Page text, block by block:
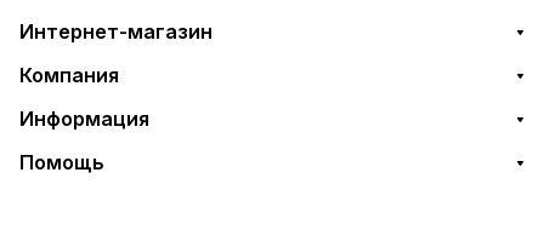
Интернет-магазин
Компания
Информация
Помощь